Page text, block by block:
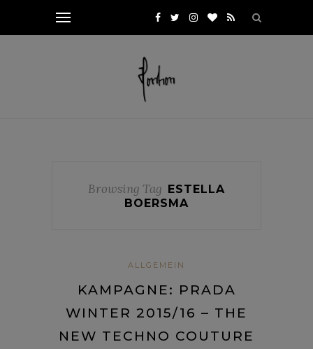
Browsing Tag ESTELLA
BOERSMA
ALLGEMEIN
KAMPAGNE: PRADA
WINTER 2015/16 – THE
NEW TECHNO COUTURE